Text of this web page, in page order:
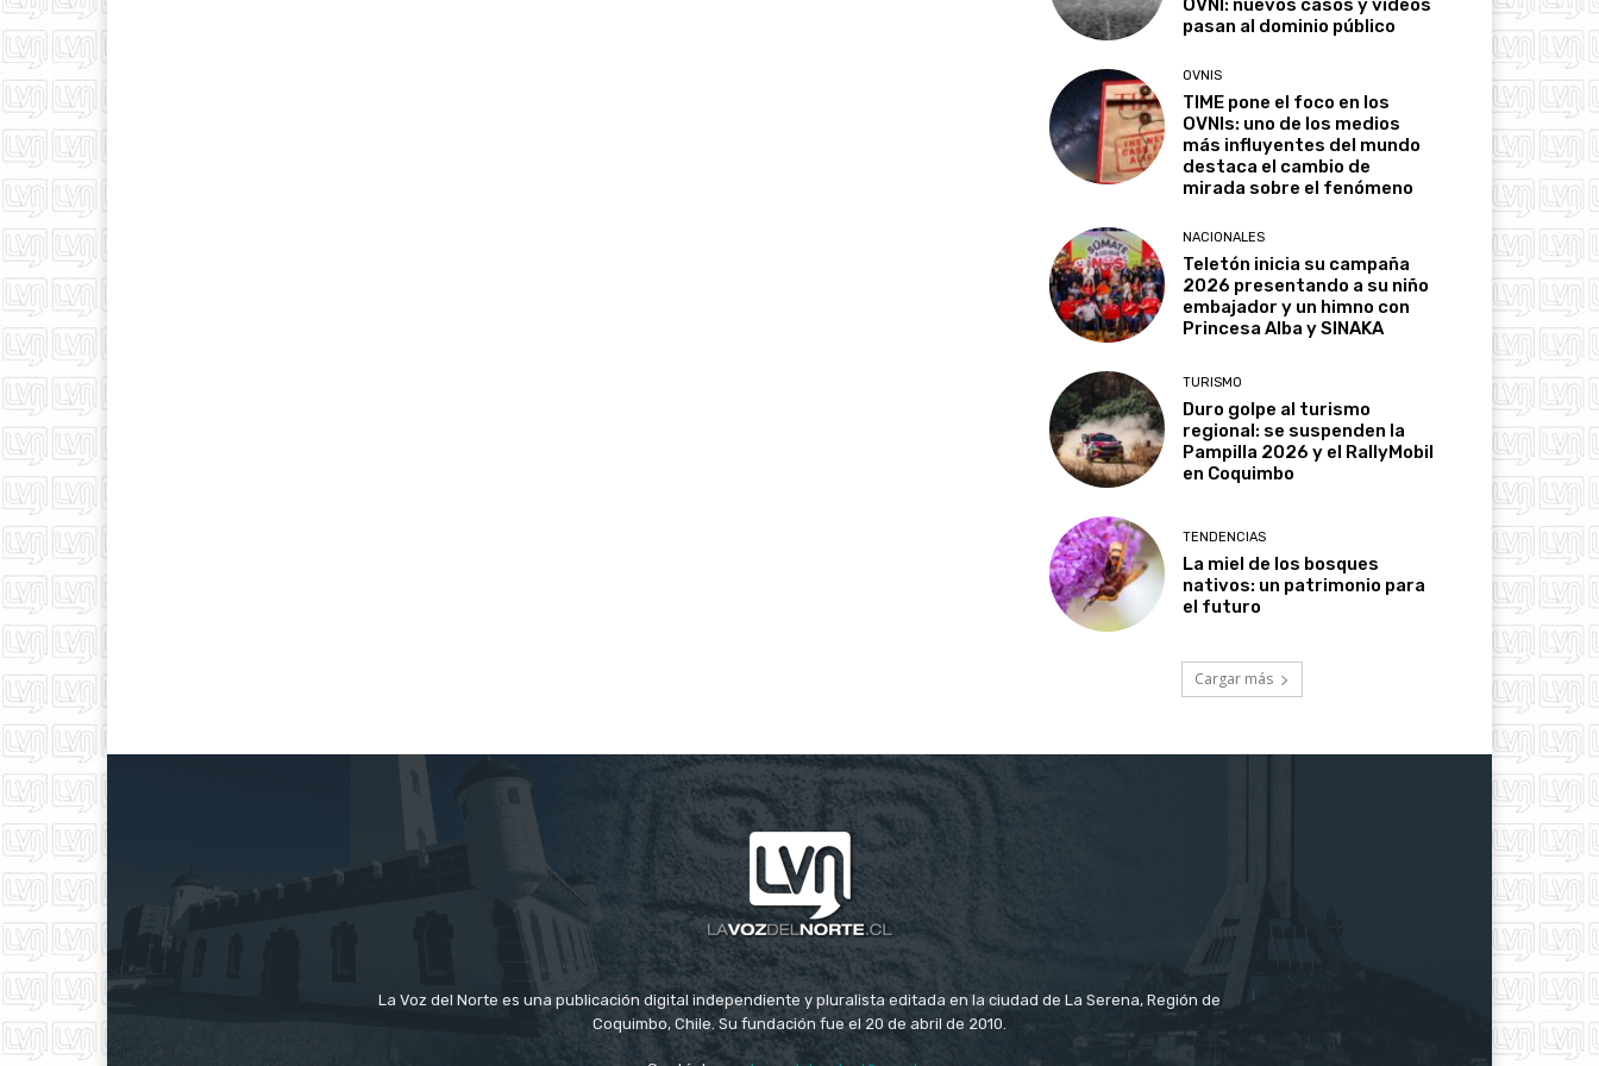
OVNI: nuevos casos y videos
pasan al dominio público
OVNIS
TIME pone el foco en los
OVNIs: uno de los medios
más influyentes del mundo
destaca el cambio de
mirada sobre el fenómeno
NACIONALES
Teletón inicia su campaña
2026 presentando a su niño
embajador y un himno con
Princesa Alba y SINAKA
TURISMO
Duro golpe al turismo
regional: se suspenden la
Pampilla 2026 y el RallyMobil
en Coquimbo
TENDENCIAS
La miel de los bosques
nativos: un patrimonio para
el futuro
Cargar más
La Voz del Norte es una publicación digital independiente y pluralista editada en la ciudad de La Serena, Región de
Coquimbo, Chile. Su fundación fue el 20 de abril de 2010.